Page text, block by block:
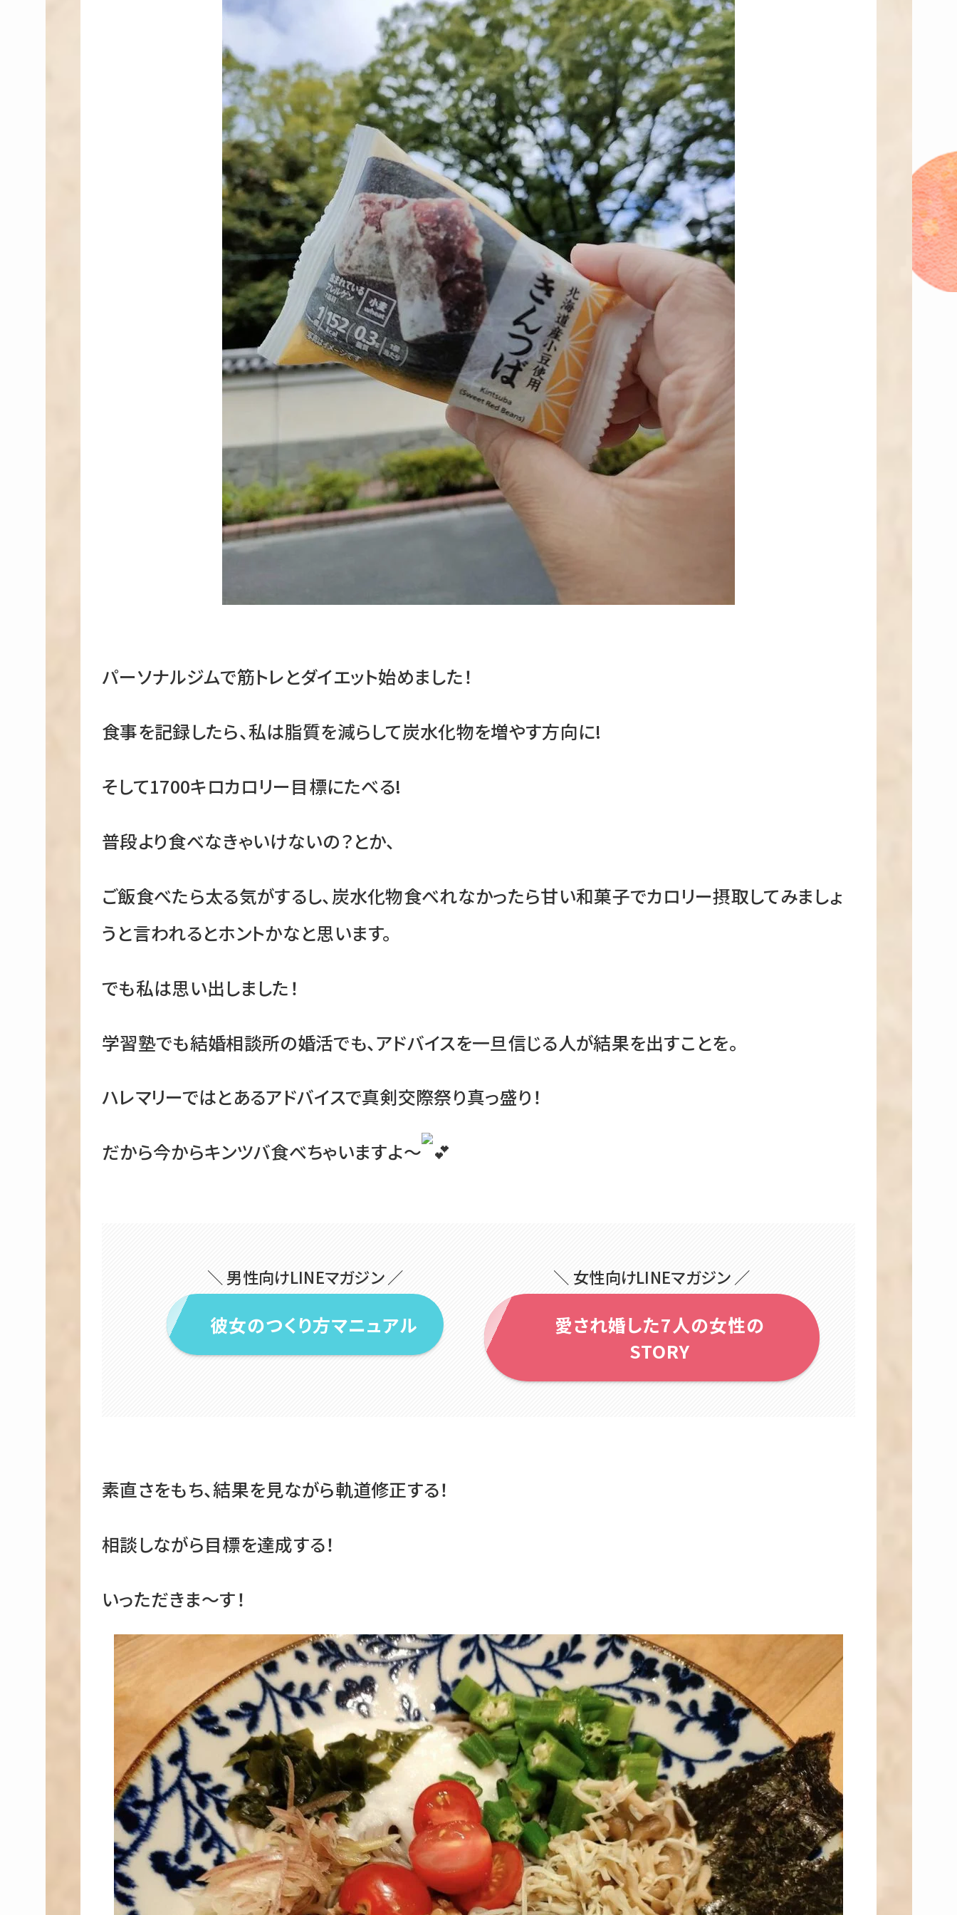
パーソナルジムで筋トレとダイエット始めました！
食事を記録したら、私は脂質を減らして炭水化物を増やす方向に!
そして1700キロカロリー目標にたべる!
普段より食べなきゃいけないの？とか、
ご飯食べたら太る気がするし、炭水化物食べれなかったら甘い和菓子でカロリー摂取してみましょ
うと言われるとホントかなと思います。
でも私は思い出しました！
学習塾でも結婚相談所の婚活でも、アドバイスを一旦信じる人が結果を出すことを。
ハレマリーではとあるアドバイスで真剣交際祭り真っ盛り！
だから今からキンツバ食べちゃいますよ〜
＼ 男性向けLINEマガジン ／
彼女のつくり方マニュアル
＼ 女性向けLINEマガジン ／
愛され婚した7人の女性の
STORY
素直さをもち、結果を見ながら軌道修正する！
相談しながら目標を達成する！
いっただきま～す！